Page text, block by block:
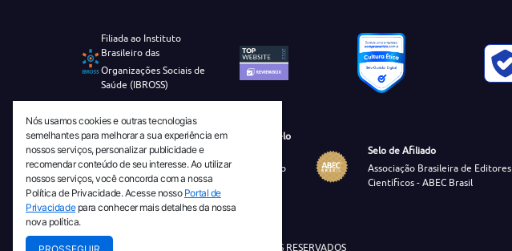
Filiada ao Instituto
Brasileiro das
Organizações Sociais de
Saúde (IBROSS)
Revista Tecnico-Cientifica CEJAM Selo
Diamante de Ciência Aberta
Diretório Migulim Instituto Brasileiro
de Informação em Ciência e
Tecnologia - IBICT
Selo de Afiliado
Associação Brasileira de Editores
Científicos - ABEC Brasil
© 2026 TODOS OS DIREITOS RESERVADOS
Nós usamos cookies e outras tecnologias
semelhantes para melhorar a sua experiência em
nossos serviços, personalizar publicidade e
recomendar conteúdo de seu interesse. Ao utilizar
nossos serviços, você concorda com a nossa
Política de Privacidade. Acesse nosso Portal de
Privacidadepara conhecer mais detalhes da nossa
nova política.